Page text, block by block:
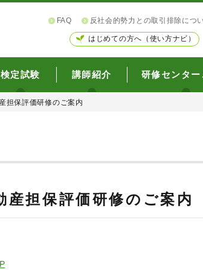
FAQ 反社会的勢力との取引排除につ
はじめての方へ（使い方ナビ）
検定試験 講師紹介 研修センター
担保評価研修のご案内
産担保評価研修のご案内